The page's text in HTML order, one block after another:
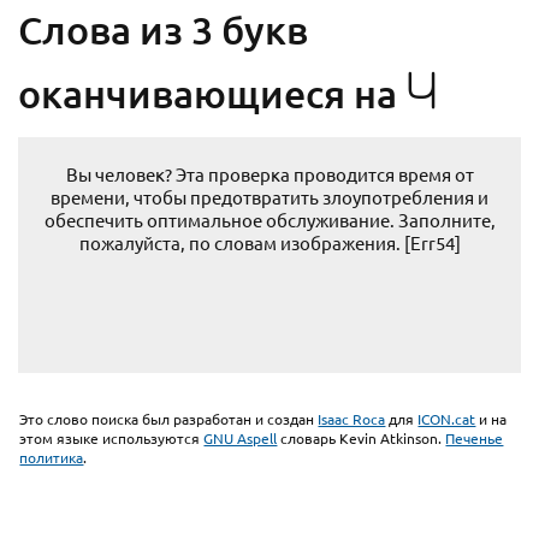
Cлова из 3 букв
оканчивающиеся на Ч
Вы человек? Эта проверка проводится время от
времени, чтобы предотвратить злоупотребления и
обеспечить оптимальное обслуживание. Заполните,
пожалуйста, по словам изображения. [Err54]
Это слово поиска был разработан и создан Isaac Roca для ICON.cat и на
этом языке используютсяGNU Aspellсловарь Kevin Atkinson. Печенье
политика.